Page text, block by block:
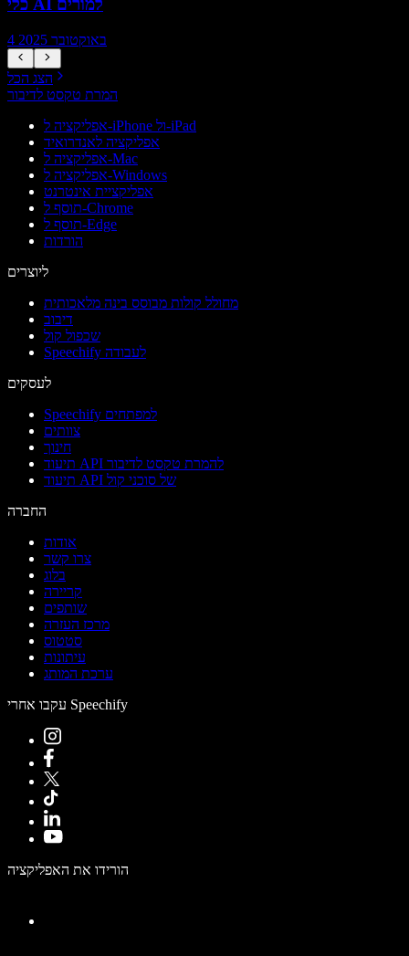
כלי AI למורים
4 באוקטובר 2025
הצג הכל
המרת טקסט לדיבור
אפליקציה ל-iPhone ול-iPad
אפליקציה לאנדרואיד
אפליקציה ל-Mac
אפליקציה ל-Windows
אפליקציית אינטרנט
תוסף ל-Chrome
תוסף ל-Edge
הורדות
ליוצרים
מחולל קולות מבוסס בינה מלאכותית
דיבוב
שכפול קול
Speechify לעבודה
לעסקים
Speechify למפתחים
צוותים
חינוך
תיעוד API להמרת טקסט לדיבור
תיעוד API של סוכני קול
החברה
אודות
צרו קשר
בלוג
קריירה
שותפים
מרכז העזרה
סטטוס
עיתונות
ערכת המותג
עקבו אחרי Speechify
הורידו את האפליקציה